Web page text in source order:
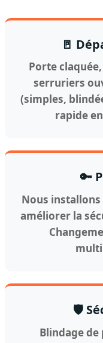
🚪
Porte
serruriers
(simples,
rapide
🔑
Nous
améliorer la
🛡️
Blindage